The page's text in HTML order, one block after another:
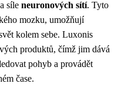
síle neuronových sítí. Tyto
mozku, umožňují
kolem sebe. Luxonis
produktů, čímž jim dává
pohyb a provádět
čase.